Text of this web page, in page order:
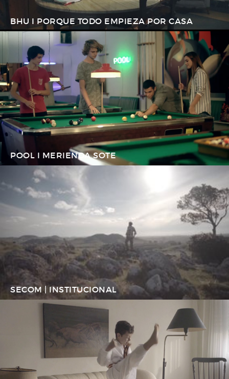
BHU I PORQUE TODO EMPIEZA POR CASA
POOL I MERIENDA SOTE
SECOM | INSTITUCIONAL